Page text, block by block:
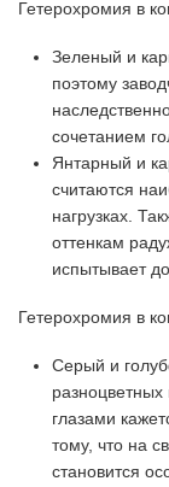
Гетерохромия в
Зеленый и
поэтому
сочетанием
Янтарный и
считаются
нагрузках.
оттенкам
испытывает
Гетерохромия в
Серый и
разноцветных
глазами
тому, что на
становится